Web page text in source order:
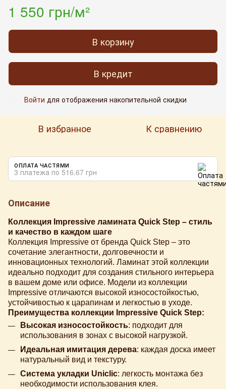
1 550 грн/м²
В корзину
В кредит
% Войти для отображения накопительной скидки
В избранное К сравнению
ОПЛАТА ЧАСТЯМИ
3 платежа по 516.67 грн
Описание
Коллекция Impressive ламината Quick Step – стиль
и качество в каждом шаге
Коллекция Impressive от бренда Quick Step – это
сочетание элегантности, долговечности и
инновационных технологий. Ламинат этой коллекции
идеально подходит для создания стильного интерьера
в вашем доме или офисе. Модели из коллекции
Impressive отличаются высокой износостойкостью,
устойчивостью к царапинам и легкостью в уходе.
Преимущества коллекции Impressive Quick Step:
Высокая износостойкость: подходит для
использования в зонах с высокой нагрузкой.
Идеальная имитация дерева: каждая доска имеет
натуральный вид и текстуру.
Система укладки Uniclic: легкость монтажа без
необходимости использования клея.